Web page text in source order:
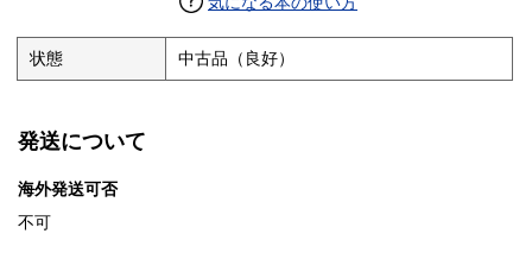
状態 中古品（良好）
発送について
海外発送可否
不可